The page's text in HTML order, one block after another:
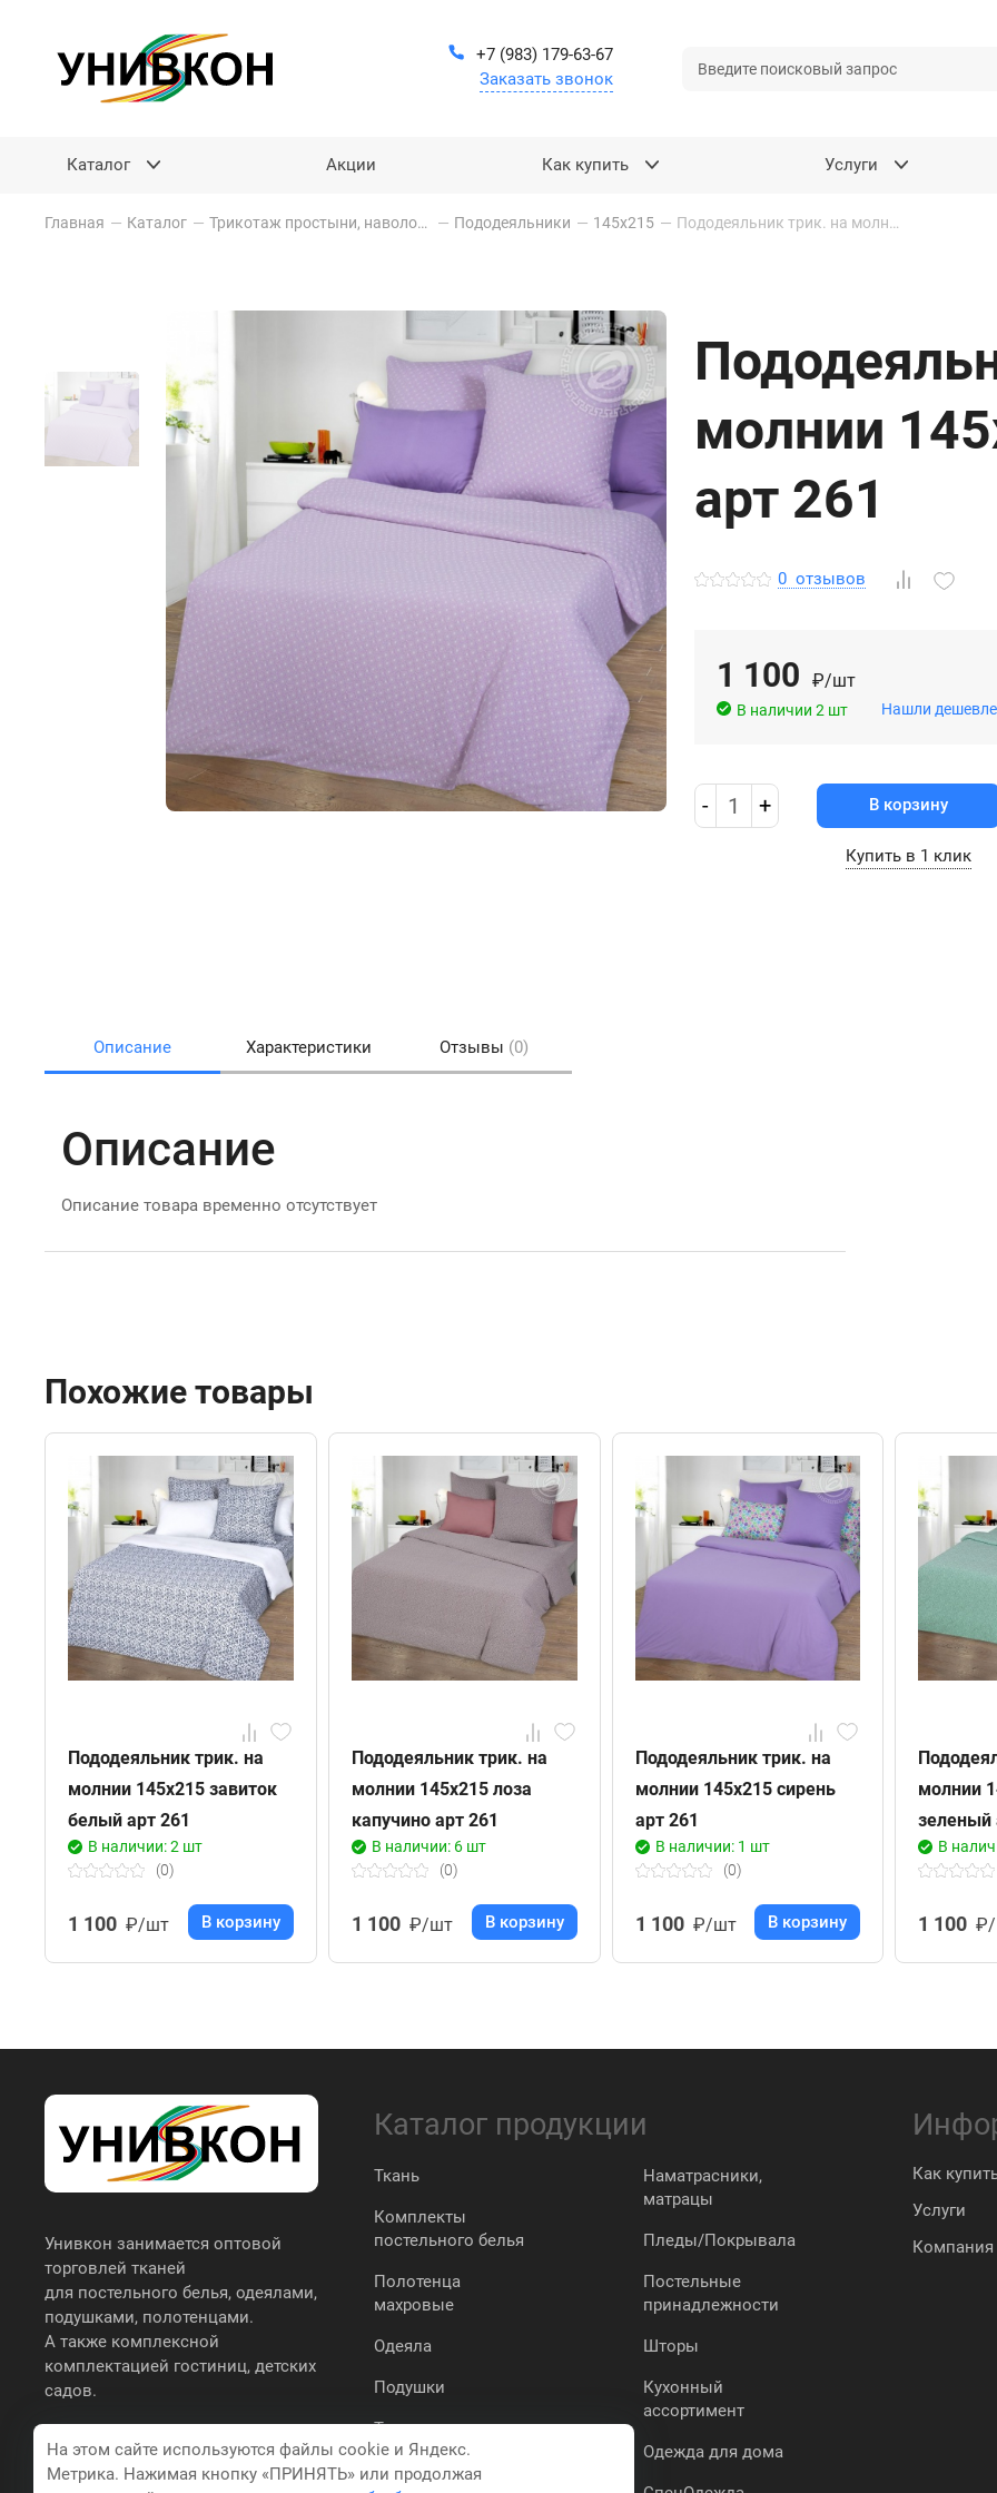
+7 (983) 179-63-67
Заказать звонок
Каталог Акции Как купить Услуги
Главная — Каталог — Трикотаж простыни, наволочки, пододеяльники — Пододеяльники — 145х215 — Пододеяльник трик. на молнии 145х215 одуванчик арт 261
молнии
арт 261
0 отзывов
1 100 ₽/шт
В наличии 2 шт Нашли
- 1 + В корзину
Купить в 1 клик
Описание Характеристики Отзывы (0)
Описание
Описание товара временно отсутствует
Похожие товары
Пододеяльник трик. на
молнии 145х215 завиток
белый арт 261
В наличии: 2 шт
(0)
1 100 ₽/шт В корзину
Пододеяльник трик. на
молнии 145х215 лоза
капучино арт 261
В наличии: 6 шт
(0)
1 100 ₽/шт В корзину
Пододеяльник трик. на
молнии 145х215 сирень
арт 261
В наличии: 1 шт
(0)
1 100 ₽/шт В корзину
молнии
зеленый
В
1 100
Унивкон занимается оптовой
торговлей тканей
для постельного белья, одеялами,
подушками, полотенцами.
А также комплексной
комплектацией гостиниц, детских
садов.
Каталог продукции
Ткань
Комплекты
постельного белья
Полотенца
махровые
Одеяла
Подушки
Трикотаж
простыни,
наволочки,
Наматрасники,
матрацы
Пледы/Покрывала
Постельные
принадлежности
Шторы
Кухонный
ассортимент
Одежда для дома
Как
Услуги
Компания
На этом сайте используются файлы cookie и Яндекс.
Метрика. Нажимая кнопку «ПРИНЯТЬ» или продолжая